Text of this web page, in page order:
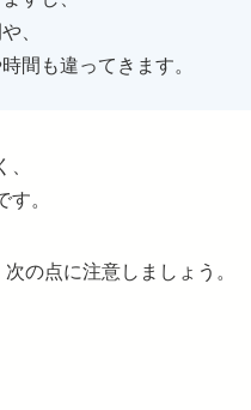
、
間も違ってきます。
。
の点に注意しましょう。